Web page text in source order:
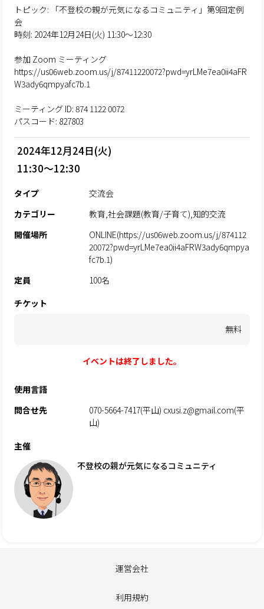
トピック: 「不登校の親が元気になるコミュニティ」第9回定例
会
時刻: 2024年12月24日(火) 11:30～12:30
参加 Zoom ミーティング
https://us06web.zoom.us/j/87411220072?pwd=yrLMe7ea0ii4aFR
W3ady6qmpyafc7b.1
ミーティング ID: 874 1122 0072
パスコード: 827803
2024年12月24日(火)
11:30～12:30
タイプ
交流会
カテゴリー
教育,社会課題(教育/子育て),知的交流
開催場所
ONLINE(https://us06web.zoom.us/j/874112
20072?pwd=yrLMe7ea0ii4aFRW3ady6qmpya
fc7b.1)
定員
100名
チケット
無料
イベントは終了しました。
使用言語
問合せ先
070-5664-7417(平山) cxusi.z@gmail.com(平
山)
主催
不登校の親が元気になるコミュニティ
運営会社
利用規約